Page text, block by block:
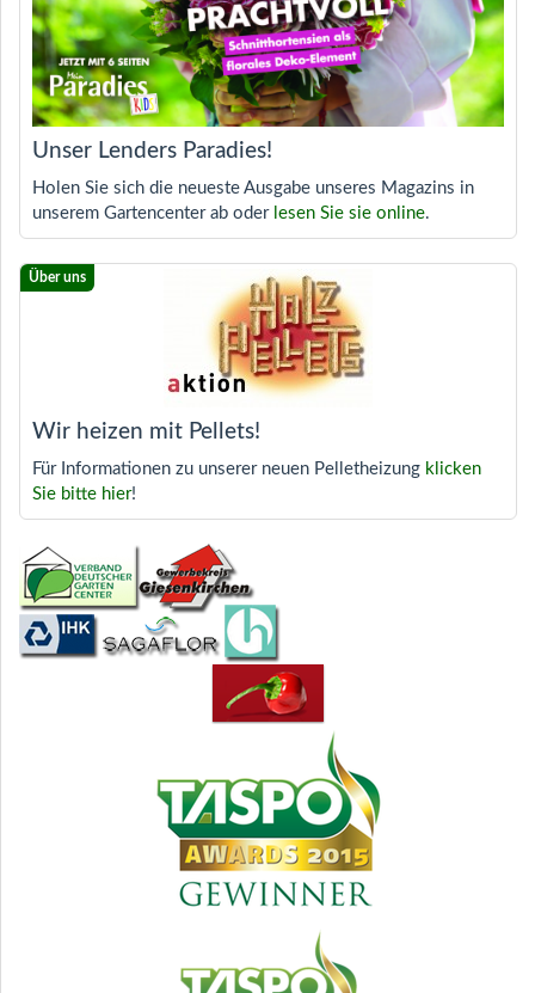
Unser Lenders Paradies!
Holen Sie sich die neueste Ausgabe unseres Magazins in
unserem Gartencenter ab oder lesen Sie sie online.
Wir heizen mit Pellets!
Für Informationen zu unserer neuen Pelletheizung klicken
Sie bitte hier!